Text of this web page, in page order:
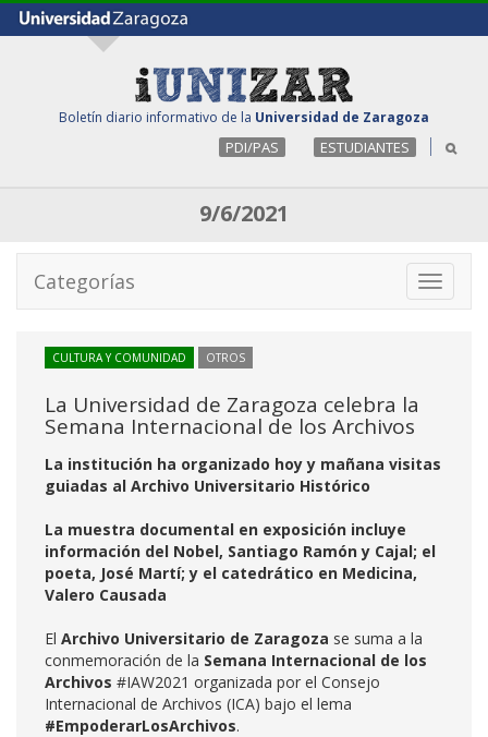
Boletín diario informativo de la Universidad de Zaragoza
PDI/PAS ESTUDIANTES
9/6/2021
Toggle
Categorías
CULTURA Y COMUNIDAD OTROS
La Universidad de Zaragoza celebra la
Semana Internacional de los Archivos
La institución ha organizado hoy y mañana visitas
guiadas al Archivo Universitario Histórico
La muestra documental en exposición incluye
información del Nobel, Santiago Ramón y Cajal; el
poeta, José Martí; y el catedrático en Medicina,
Valero Causada
El Archivo Universitario de Zaragoza se suma a la
conmemoración de la Semana Internacional de los
Archivos #IAW2021 organizada por el Consejo
Internacional de Archivos (ICA) bajo el lema
#EmpoderarLosArchivos.